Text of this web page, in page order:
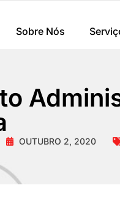
Sobre Nós
OUTUBRO 2, 2020